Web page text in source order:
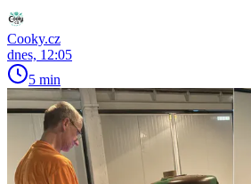
Cooky.cz
dnes, 12:05
5 min